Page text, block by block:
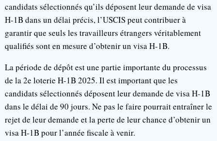
candidats sélectionnés qu’ils déposent leur demande de visa
H-1B dans un délai précis, l’USCIS peut contribuer à
garantir que seuls les travailleurs étrangers véritablement
qualifiés sont en mesure d’obtenir un visa H-1B.
La période de dépôt est une partie importante du processus
de la 2e loterie H-1B 2025. Il est important que les
candidats sélectionnés déposent leur demande de visa H-1B
dans le délai de 90 jours. Ne pas le faire pourrait entraîner le
rejet de leur demande et la perte de leur chance d’obtenir un
visa H-1B pour l’année fiscale à venir.